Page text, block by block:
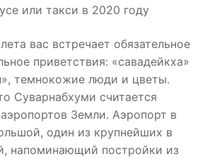
вас встречает обязательное
приветствия: «савадейкха»
темнокожие люди и цветы.
Суварнабхуми считается
Земли. Аэропорт в
один из крупнейших в
напоминающий постройки из